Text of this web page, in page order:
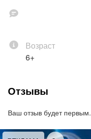
Возраст
6+
Отзывы
Ваш отзыв будет первым.